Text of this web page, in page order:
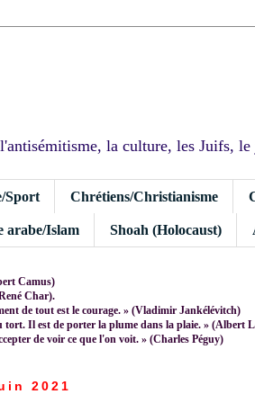
la culture, les Juifs,
Sport Chrétiens/Christianisme
arabe/Islam Shoah (Holocaust)
Camus)
Char).
de tout est le courage. » (Vladimir Jankélévitch)
tort. Il est de porter la plume dans la plaie. » (Albert
de voir ce que l'on voit. » (Charles Péguy)
2021